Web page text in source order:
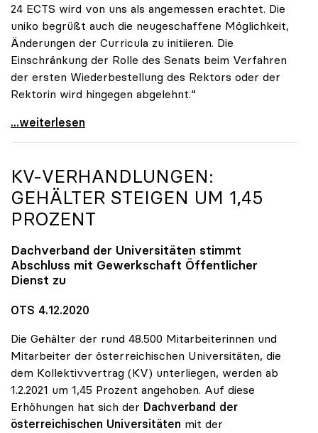
24 ECTS wird von uns als angemessen erachtet. Die
uniko begrüßt auch die neugeschaffene Möglichkeit,
Änderungen der Curricula zu initiieren. Die
Einschränkung der Rolle des Senats beim Verfahren
der ersten Wiederbestellung des Rektors oder der
Rektorin wird hingegen abgelehnt.“
UG-Novelle: Ja zu Mindeststudienleistung, nein zu
...weiterlesen
KV-VERHANDLUNGEN:
GEHÄLTER STEIGEN UM 1,45
PROZENT
Dachverband der Universitäten stimmt
Abschluss mit Gewerkschaft Öffentlicher
Dienst zu
OTS 4.12.2020
Die Gehälter der rund 48.500 Mitarbeiterinnen und
Mitarbeiter der österreichischen Universitäten, die
dem Kollektivvertrag (KV) unterliegen, werden ab
1.2.2021 um 1,45 Prozent angehoben. Auf diese
Erhöhungen hat sich der Dachverband der
österreichischen Universitäten mit der